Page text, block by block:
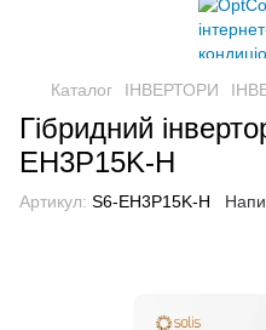
Каталог ІНВЕРТОРИ
Гібридний
EH3P15K-H
Артикул: S6-EH3P15K-H